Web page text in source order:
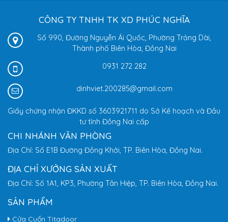
CÔNG TY TNHH TK XD PHÚC NGHĨA
Số 990, Đường Nguyễn Ái Quốc, Phường Trảng Dài,
Thành phố Biên Hòa, Đồng Nai
0931 272 282
dinhviet.200285@gmail.com
Giấy chứng nhận ĐKKD số 3603921711 do Sở Kế hoạch và Đầu
tư tỉnh Đồng Nai cấp
CHI NHÁNH VĂN PHÒNG
Địa Chỉ: Số E1B Đường Đồng Khởi, TP. Biên Hòa, Đồng Nai.
ĐỊA CHỈ XƯỞNG SẢN XUẤT
Địa Chỉ: Số 1A1, KP3, Phường Tân Hiệp, TP. Biên Hòa, Đồng Nai.
SẢN PHẨM
Cửa Cuốn Titadoor